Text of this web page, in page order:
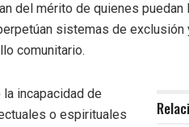
del mérito de quienes puedan
sistemas de exclusión
comunitario.
incapacidad de
o espirituales